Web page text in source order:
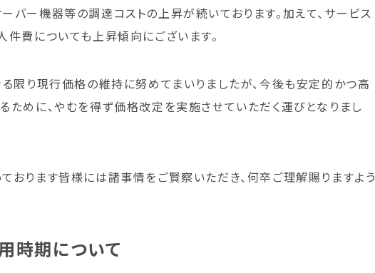
バー機器等の調達コストの上昇が続いております。加えて、サービス
件費についても上昇傾向にございます。
る限り現行価格の維持に努めてまいりましたが、今後も安定的かつ高
ために、やむを得ず価格改定を実施させていただく運びとなりまし
おります皆様には諸事情をご賢察いただき、何卒ご理解賜りますよう
時期について